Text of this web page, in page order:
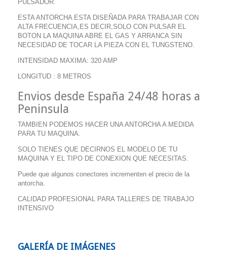
PULSADOR.
ESTA ANTORCHA ESTA DISEÑADA PARA TRABAJAR CON
ALTA FRECUENCIA,ES DECIR,SOLO CON PULSAR EL
BOTON LA MAQUINA ABRE EL GAS Y ARRANCA SIN
NECESIDAD DE TOCAR LA PIEZA CON EL TUNGSTENO.
INTENSIDAD MAXIMA: 320 AMP
LONGITUD : 8 METROS
Envios desde España 24/48 horas a
Peninsula
TAMBIEN PODEMOS HACER UNA ANTORCHA A MEDIDA
PARA TU MAQUINA.
SOLO TIENES QUE DECIRNOS EL MODELO DE TU
MAQUINA Y EL TIPO DE CONEXION QUE NECESITAS.
Puede que algunos conectores incrementen el precio de la
antorcha.
CALIDAD PROFESIONAL PARA TALLERES DE TRABAJO
INTENSIVO
GALERÍA DE IMÁGENES